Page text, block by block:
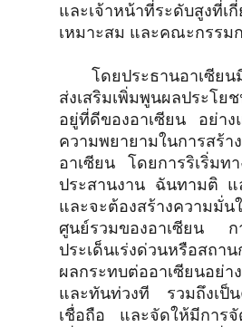
และเจ้าหน้าที่ระดับสูงที่เ
เหมาะสม และคณะกรรม
โดยประธานอาเซีย
ส่งเสริมเพิ่มพูนผลประโย
อยู่ที่ดีของอาเซียน อย่า
ความพยายามในการสร้า
อาเซียน โดยการริเริ่มท
ประสานงาน ฉันทามติ แ
และจะต้องสร้างความมั่น
ศูนย์รวมของอาเซียน ก
ประเด็นเร่งด่วนหรือสถา
ผลกระทบต่ออาเซียนอย่า
และทันท่วงที รวมถึงเป็
เชื่อถือ และจัดให้มีการจั